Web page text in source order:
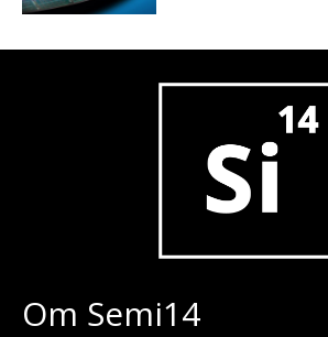
Om Semi14